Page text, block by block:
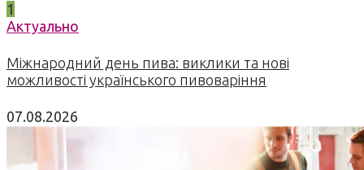
1
Актуально
Міжнародний день пива: виклики та нові
можливості українського пивоваріння
07.08.2026